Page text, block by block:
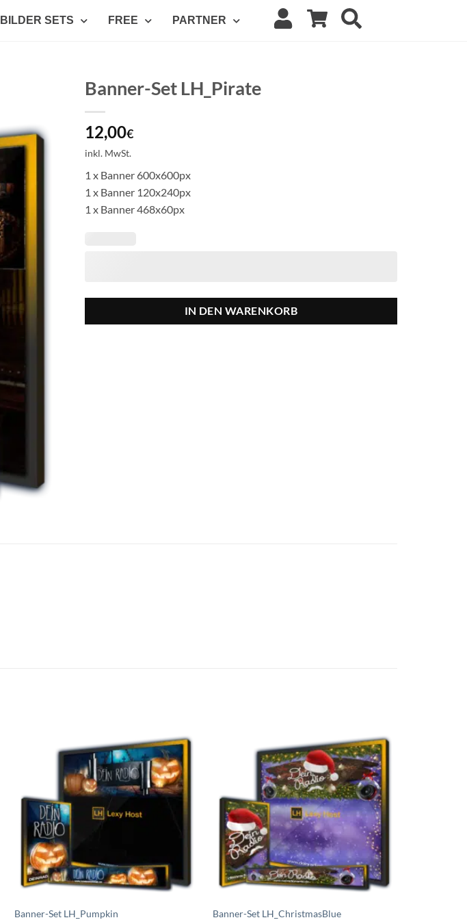
BILDER SETS FREE PARTNER
Wunschliste
setzen
Banner-Set LH_Pirate
12,00€
inkl. MwSt.
1 x Banner 600x600px
1 x Banner 120x240px
1 x Banner 468x60px
IN DEN WARENKORB
Auf die
Wunschliste
setzen
Banner-Set LH_Pumpkin
Auf die
Wunschliste
setzen
Banner-Set LH_ChristmasBlue